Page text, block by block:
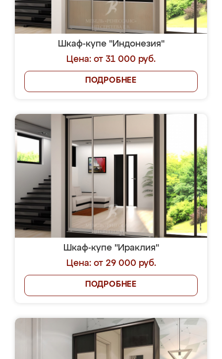
Шкаф-купе "Индонезия"
Цена: от 31 000 руб.
ПОДРОБНЕЕ
Шкаф-купе "Ираклия"
Цена: от 29 000 руб.
ПОДРОБНЕЕ